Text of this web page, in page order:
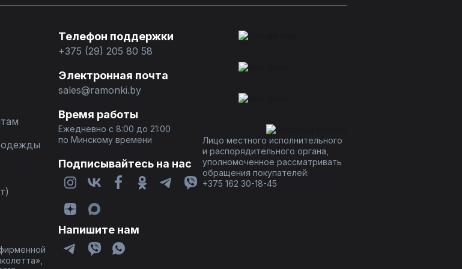
одежды
Телефон поддержки
+375 (29) 205 80 58
Электронная почта
sales@ramonki.by
Время работы
Ежедневно с 8:00 до 21:00
по Минскому времени
Подписывайтесь на нас
Напишите нам
Лицо местного исполнительного
и распорядительного органа,
уполномоченное рассматривать
обращения покупателей:
+375 162 30-18-45